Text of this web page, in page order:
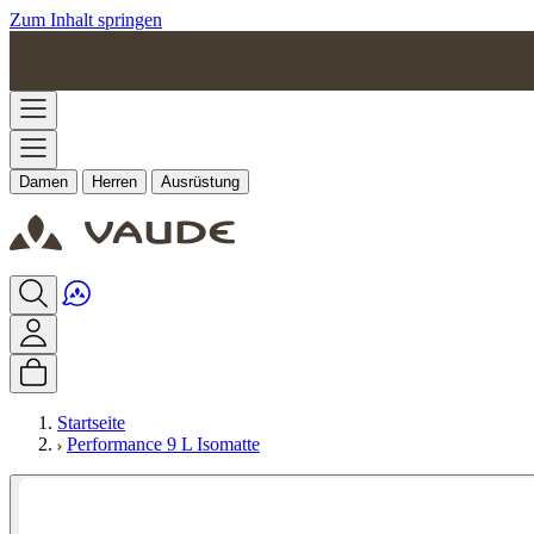
Zum Inhalt springen
Damen Herren Ausrüstung
Startseite
Performance 9 L Isomatte